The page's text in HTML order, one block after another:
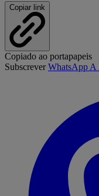
Copiar link
Copiado ao portapapeis
SubscreverWhatsApp